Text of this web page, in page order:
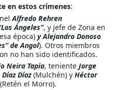
en estos crímenes:
Alfredo Rehren
Ángeles”, y jefe de Zona en
época) y Alejandro Donoso
de Angol). Otros miembros
no han sido identificados.
Neira Tapia, teniente Jorge
Díaz(Mulchén) y Héctor
(Retén el Morro).